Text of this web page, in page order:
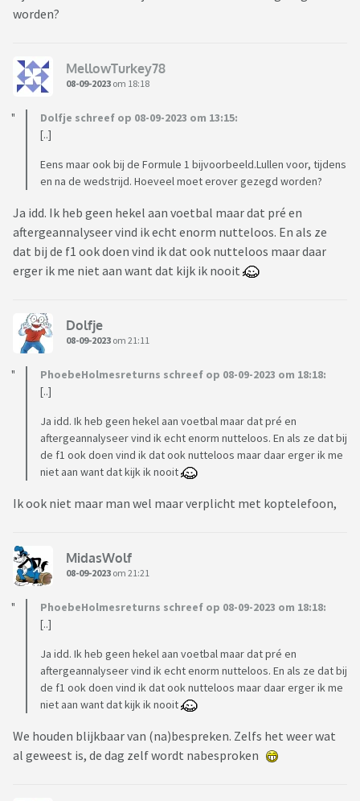
worden?
MellowTurkey78
08-09-2023 om 18:18
Dolfje schreef op 08-09-2023 om 13:15:
[..]
Eens maar ook bij de Formule 1 bijvoorbeeld.Lullen voor, tijdens
en na de wedstrijd. Hoeveel moet erover gezegd worden?
Ja idd. Ik heb geen hekel aan voetbal maar dat pré en
aftergeannalyseer vind ik echt enorm nutteloos. En als ze
dat bij de f1 ook doen vind ik dat ook nutteloos maar daar
erger ik me niet aan want dat kijk ik nooit
Dolfje
08-09-2023 om 21:11
PhoebeHolmesreturns schreef op 08-09-2023 om 18:18:
[..]
Ja idd. Ik heb geen hekel aan voetbal maar dat pré en
aftergeannalyseer vind ik echt enorm nutteloos. En als ze dat bij
de f1 ook doen vind ik dat ook nutteloos maar daar erger ik me
niet aan want dat kijk ik nooit
Ik ook niet maar man wel maar verplicht met koptelefoon,
MidasWolf
08-09-2023 om 21:21
PhoebeHolmesreturns schreef op 08-09-2023 om 18:18:
[..]
Ja idd. Ik heb geen hekel aan voetbal maar dat pré en
aftergeannalyseer vind ik echt enorm nutteloos. En als ze dat bij
de f1 ook doen vind ik dat ook nutteloos maar daar erger ik me
niet aan want dat kijk ik nooit
We houden blijkbaar van (na)bespreken. Zelfs het weer wat
al geweest is, de dag zelf wordt nabesproken